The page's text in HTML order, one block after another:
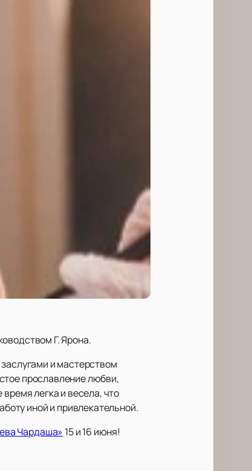
Г. Ярона.
и мастерством
прославление любви,
легка и весела, что
иной и привлекательной.
Чардаша» 15 и 16 июня!